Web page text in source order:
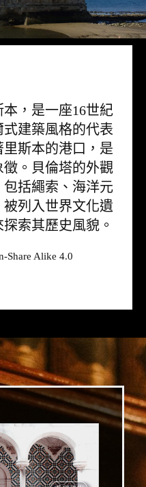
，是一座16世紀
建築風格的代表
斯本的港口，是
。貝倫塔的外觀
括繩索、海洋元
列入世界文化遺
索其歷史風貌。
Share Alike 4.0